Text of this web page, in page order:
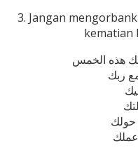
3. Jangan
kematian
حولك